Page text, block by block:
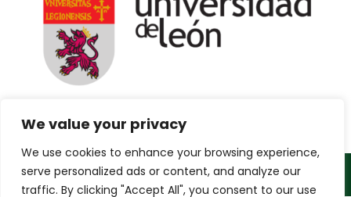
We value your privacy
We use cookies to enhance your browsing experience,
serve personalized ads or content, and analyze our
traffic. By clicking "Accept All", you consent to our use
2023 Fernándo Castedo dorado